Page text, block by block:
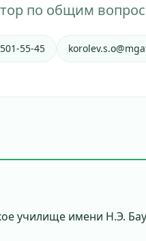
по общим
55-45
училище имени Н.Э.